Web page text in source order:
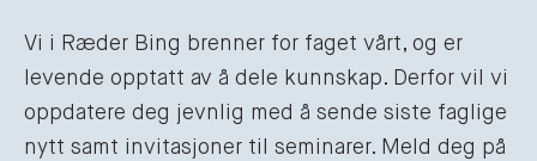
Vi i Ræder Bing brenner for faget vårt, og er
levende opptatt av å dele kunnskap. Derfor vil vi
oppdatere deg jevnlig med å sende siste faglige
nytt samt invitasjoner til seminarer. Meld deg på